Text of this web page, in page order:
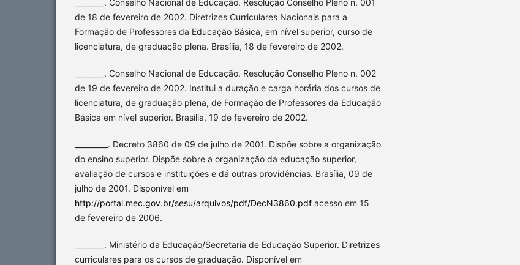
________. Conselho Nacional de Educação. Resolução Conselho Pleno n. 001
de 18 de fevereiro de 2002. Diretrizes Curriculares Nacionais para a
Formação de Professores da Educação Básica, em nível superior, curso de
licenciatura, de graduação plena. Brasília, 18 de fevereiro de 2002.
________. Conselho Nacional de Educação. Resolução Conselho Pleno n. 002
de 19 de fevereiro de 2002. Institui a duração e carga horária dos cursos de
licenciatura, de graduação plena, de Formação de Professores da Educação
Básica em nível superior. Brasília, 19 de fevereiro de 2002.
_________. Decreto 3860 de 09 de julho de 2001. Dispõe sobre a organização
do ensino superior. Dispõe sobre a organização da educação superior,
avaliação de cursos e instituições e dá outras providências. Brasília, 09 de
julho de 2001. Disponível em
http://portal.mec.gov.br/sesu/arquivos/pdf/DecN3860.pdf acesso em 15
de fevereiro de 2006.
________. Ministério da Educação/Secretaria de Educação Superior. Diretrizes
curriculares para os cursos de graduação. Disponível em